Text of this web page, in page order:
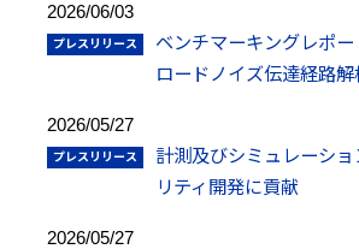
2026/06/03
ベンチマーキングレポ
ロードノイズ伝達経路
2026/05/27
計測及びシミュレーシ
リティ開発に貢献
2026/05/27